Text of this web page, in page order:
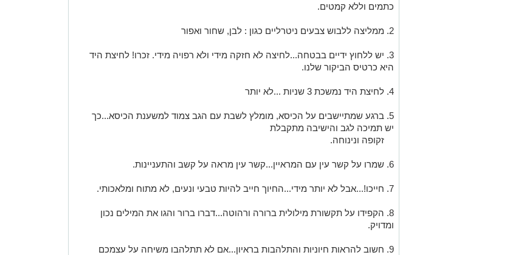
כתמים וללא קמטים.
2. ממליצה ללבוש צבעים ניטרליים כגון : לבן, שחור ואפור
3. יש ללחוץ ידיים בבטחה...לחיצה לא חזקה מידי ולא רפויה מידי. זכרו! לחיצת היד
היא כרטיס הביקור שלנו.
4. לחיצת היד נמשכת 3 שניות ...לא יותר
5. ברגע שמתיישבים על הכיסא, מומלץ לשבת עם הגב צמוד למשענת הכיסא...כך
יש תמיכה לגב והישיבה מתקבלת
זקופה ונינוחה.
6. שמרו על קשר עין עם המראיין...קשר עין מראה על קשב והתעניינות.
7. חייכו!...אבל לא יותר מידי...החיוך חייב להיות טבעי ונעים, לא מתוח ומלאכותי.
8. הקפידו על תקשורת מילולית ברורה ורהוטה...דברו ברור והגו את המילים נכון
ומדויק.
9. חשוב להראות חיוניות והתלהבות בראיון...אם לא תתלהבו משיחה על עצמכם